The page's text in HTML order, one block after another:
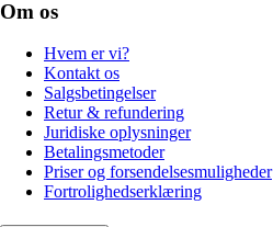
Om os
Hvem er vi?
Kontakt os
Salgsbetingelser
Retur & refundering
Juridiske oplysninger
Betalingsmetoder
Priser og forsendelsesmuligheder
Fortrolighedserklæring